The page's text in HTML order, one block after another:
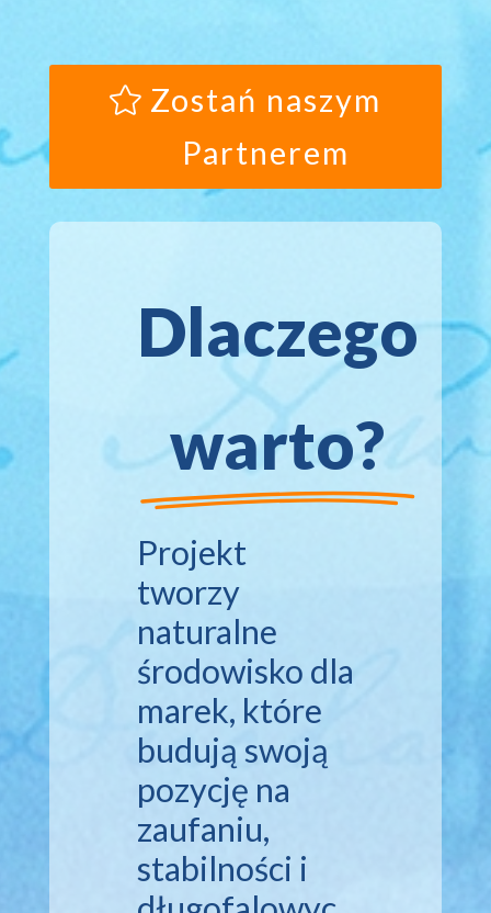
Zostań naszym
Partnerem
Dlaczego
warto?
Projekt
tworzy
naturalne
środowisko dla
marek, które
budują swoją
pozycję na
zaufaniu,
stabilności i